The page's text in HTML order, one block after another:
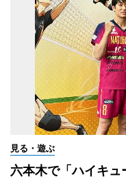
見る・遊ぶ
六本木で「ハイキ